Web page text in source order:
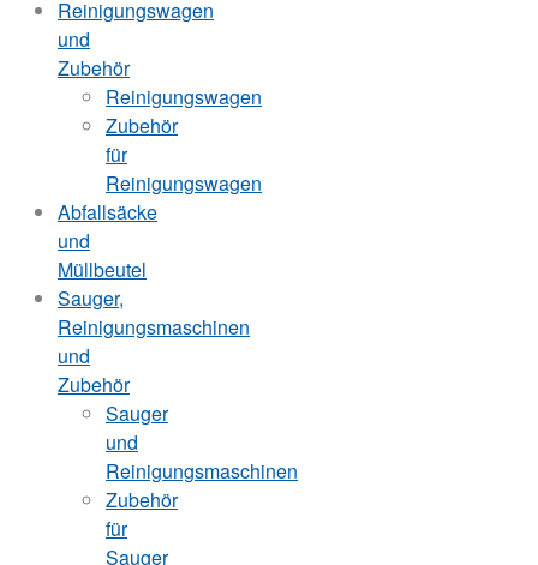
Reinigungswagen
und
Zubehör
Reinigungswagen
Zubehör
für
Reinigungswagen
Abfallsäcke
und
Müllbeutel
Sauger,
Reinigungsmaschinen
und
Zubehör
Sauger
und
Reinigungsmaschinen
Zubehör
für
Sauger